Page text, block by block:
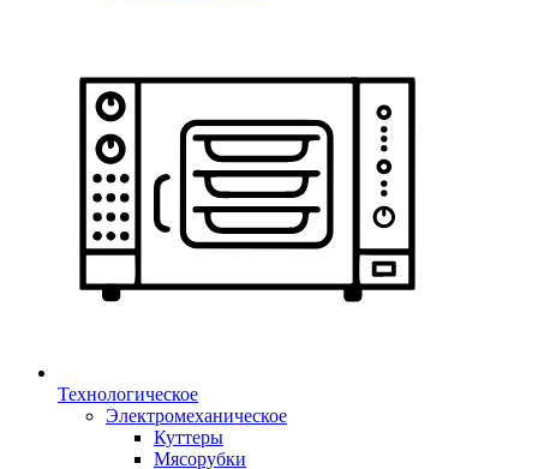
Технологическое
Электромеханическое
Куттеры
Мясорубки